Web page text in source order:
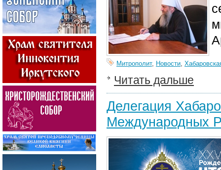
Митрополит, Новости,
Читать дальше
Делегация
Международных